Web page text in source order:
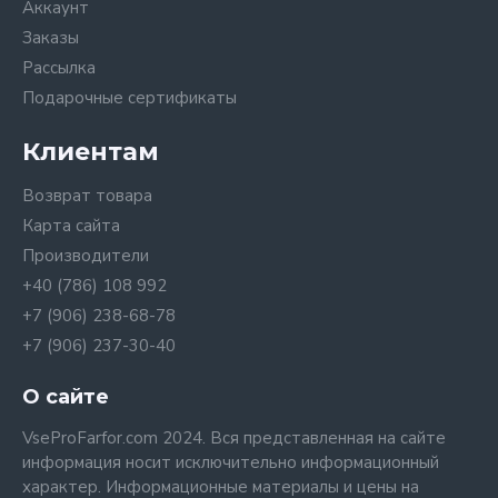
Аккаунт
Заказы
Рассылка
Подарочные сертификаты
Клиентам
Возврат товара
Карта сайта
Производители
+40 (786) 108 992
+7 (906) 238-68-78
+7 (906) 237-30-40
О сайте
VseProFarfor.com 2024. Вся представленная на сайте
информация носит исключительно информационный
характер. Информационные материалы и цены на